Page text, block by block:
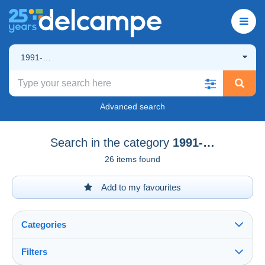
1991-…
Advanced search
Search in the category 1991-…
26 items found
Add to my favourites
Categories
Filters